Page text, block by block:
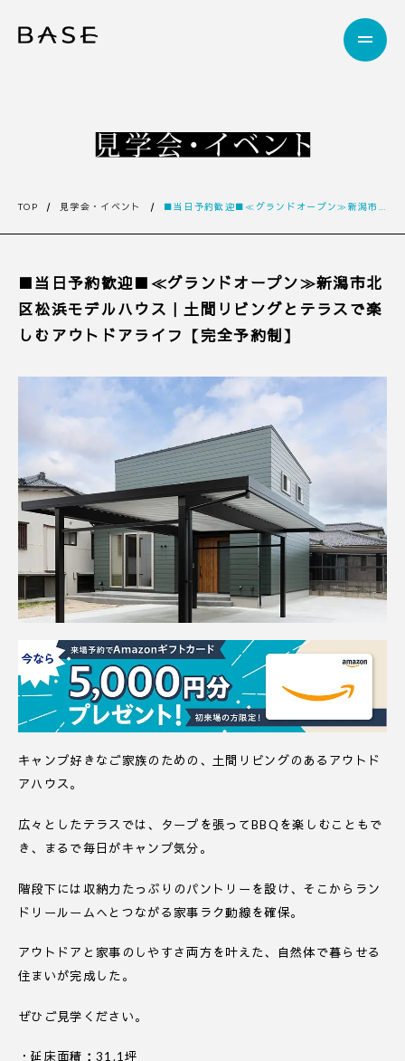
TOP 見学会・イベント
■当日予約歓迎■≪グランドオープン≫新潟市北
区松浜モデルハウス｜土間リビングとテラスで楽
しむアウトドアライフ【完全予約制】
キャンプ好きなご家族のための、土間リビングのあるアウトド
アハウス。
広々としたテラスでは、タープを張ってBBQを楽しむこともで
き、まるで毎日がキャンプ気分。
階段下には収納力たっぷりのパントリーを設け、そこからラン
ドリールームへとつながる家事ラク動線を確保。
アウトドアと家事のしやすさ両方を叶えた、自然体で暮らせる
住まいが完成した。
ぜひご見学ください。
・延床面積：31.1坪